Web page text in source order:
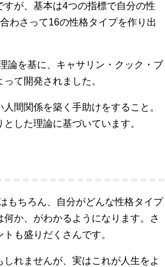
が、基本は4つの指標で自分の性
わさって16の性格タイプを作り出
論を基に、キャサリン・クック・ブ
て開発されました。
間関係を築く手助けをすること。
した理論に基づいています。
もちろん、自分がどんな性格タイプ
か、がわかるようになります。さ
も盛りだくさんです。
れませんが、実はこれが人生をよ